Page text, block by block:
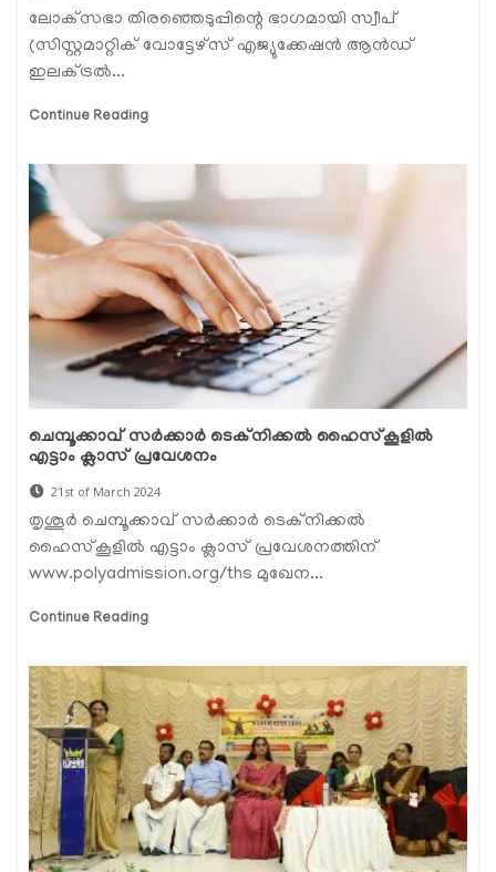
ലോക്‌സഭാ തിരഞ്ഞെടുപ്പിന്റെ ഭാഗമായി സ്വീപ്
(സിസ്റ്റമാറ്റിക് വോട്ടേഴ്‌സ് എജ്യുക്കേഷന്‍ ആന്‍ഡ്
ഇലക്ട്രല്‍...
Continue Reading
ചെമ്പൂക്കാവ് സര്‍ക്കാര്‍ ടെക്‌നിക്കല്‍ ഹൈസ്‌കൂളില്‍
എട്ടാം ക്ലാസ് പ്രവേശനം
21st of March 2024
തൃശൂർ ചെമ്പൂക്കാവ് സര്‍ക്കാര്‍ ടെക്‌നിക്കല്‍
ഹൈസ്‌കൂളില്‍ എട്ടാം ക്ലാസ് പ്രവേശനത്തിന്
www.polyadmission.org/ths മുഖേന...
Continue Reading